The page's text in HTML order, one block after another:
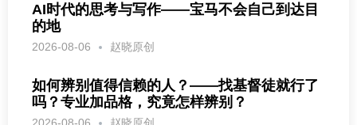
AI时代的思考与写作——宝马不会自己到达目
的地
2026-08-06 赵晓原创
如何辨别值得信赖的人？——找基督徒就行了
吗？专业加品格，究竟怎样辨别？
2026-08-06 赵晓原创